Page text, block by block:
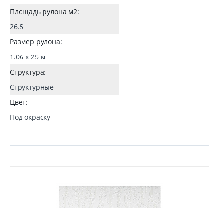
Площадь рулона м2:
26.5
Размер рулона:
1.06 x 25 м
Структура:
Структурные
Цвет:
Под окраску